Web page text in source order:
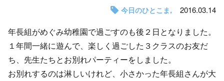
今日のひとこま 2016.03.14
年長組がめぐみ幼稚園で過ごすのも後２日となりました。
１年間一緒に遊んで、楽しく過ごした３クラスのお友だ
ち、先生たちとお別れパーティーをしました。
お別れするのは淋しいけれど、小さかった年長組さんが大